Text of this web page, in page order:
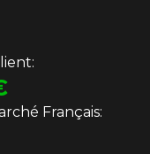
Français: